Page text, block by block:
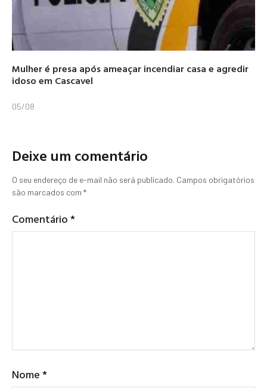
Mulher é presa após ameaçar incendiar casa e agredir
idoso em Cascavel
05/08
Deixe um comentário
O seu endereço de e-mail não será publicado. Campos obrigatórios
são marcados com *
Comentário*
Nome*